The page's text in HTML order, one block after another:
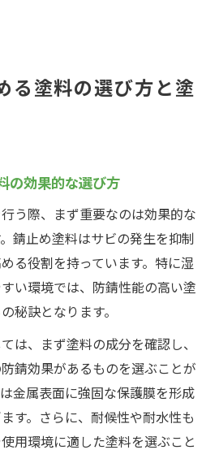
る塗料の選び方と塗
の効果的な選び方
う際、まず重要なのは効果的な
錆止め塗料はサビの発生を抑制
る役割を持っています。特に湿
い環境では、防錆性能の高い塗
秘訣となります。
は、まず塗料の成分を確認し、
錆効果があるものを選ぶことが
金属表面に強固な保護膜を形成
す。さらに、耐候性や耐水性も
用環境に適した塗料を選ぶこと